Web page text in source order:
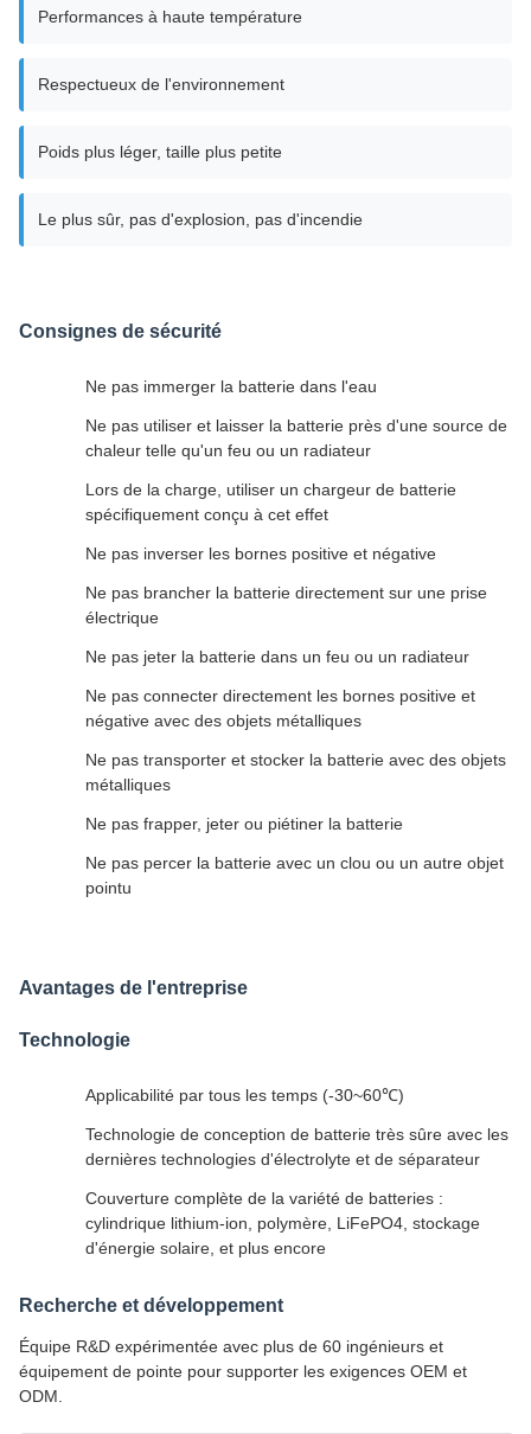
Performances à haute température
Respectueux de l'environnement
Poids plus léger, taille plus petite
Le plus sûr, pas d'explosion, pas d'incendie
Consignes de sécurité
Ne pas immerger la batterie dans l'eau
Ne pas utiliser et laisser la batterie près d'une source de
chaleur telle qu'un feu ou un radiateur
Lors de la charge, utiliser un chargeur de batterie
spécifiquement conçu à cet effet
Ne pas inverser les bornes positive et négative
Ne pas brancher la batterie directement sur une prise
électrique
Ne pas jeter la batterie dans un feu ou un radiateur
Ne pas connecter directement les bornes positive et
négative avec des objets métalliques
Ne pas transporter et stocker la batterie avec des objets
métalliques
Ne pas frapper, jeter ou piétiner la batterie
Ne pas percer la batterie avec un clou ou un autre objet
pointu
Avantages de l'entreprise
Technologie
Applicabilité par tous les temps (-30~60℃)
Technologie de conception de batterie très sûre avec les
dernières technologies d'électrolyte et de séparateur
Couverture complète de la variété de batteries :
cylindrique lithium-ion, polymère, LiFePO4, stockage
d'énergie solaire, et plus encore
Recherche et développement
Équipe R&D expérimentée avec plus de 60 ingénieurs et
équipement de pointe pour supporter les exigences OEM et
ODM.